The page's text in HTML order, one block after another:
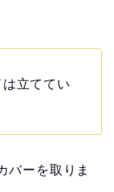
立ててい
バーを取りま